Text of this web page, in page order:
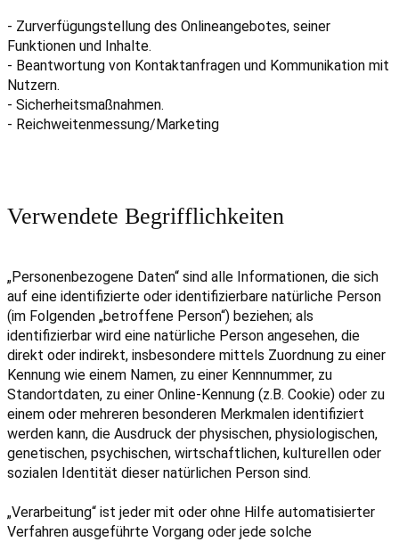
- Zurverfügungstellung des Onlineangebotes, seiner
Funktionen und Inhalte.
- Beantwortung von Kontaktanfragen und Kommunikation mit
Nutzern.
- Sicherheitsmaßnahmen.
- Reichweitenmessung/Marketing
Verwendete Begrifflichkeiten
„Personenbezogene Daten“ sind alle Informationen, die sich
auf eine identifizierte oder identifizierbare natürliche Person
(im Folgenden „betroffene Person“) beziehen; als
identifizierbar wird eine natürliche Person angesehen, die
direkt oder indirekt, insbesondere mittels Zuordnung zu einer
Kennung wie einem Namen, zu einer Kennnummer, zu
Standortdaten, zu einer Online-Kennung (z.B. Cookie) oder zu
einem oder mehreren besonderen Merkmalen identifiziert
werden kann, die Ausdruck der physischen, physiologischen,
genetischen, psychischen, wirtschaftlichen, kulturellen oder
sozialen Identität dieser natürlichen Person sind.
„Verarbeitung“ ist jeder mit oder ohne Hilfe automatisierter
Verfahren ausgeführte Vorgang oder jede solche